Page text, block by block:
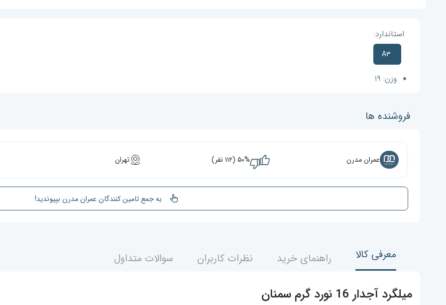
استاندارد:
A۳
وزن: ۱۹
فروشنده ها
عمران مدرن ۵۰% (۱۱۲ نفر) تهران
به جمع تامین کنندگان عمران مدرن بپیوندید!
معرفی کالا راهنمای خرید نظرات کاربران سوالات متداول
میلگرد آجدار 16 نورد گرم سمنان